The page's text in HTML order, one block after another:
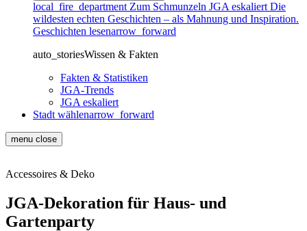
local_fire_department Zum Schmunzeln JGA eskaliert Die
wildesten echten Geschichten – als Mahnung und Inspiration.
Geschichten lesenarrow_forward
auto_storiesWissen & Fakten
Fakten & Statistiken
JGA-Trends
JGA eskaliert
Stadt wählenarrow_forward
menu close
Accessoires & Deko
JGA-Dekoration für Haus- und
Gartenparty